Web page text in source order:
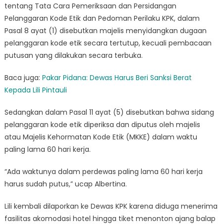
tentang Tata Cara Pemeriksaan dan Persidangan
Pelanggaran Kode Etik dan Pedoman Perilaku KPK, dalam
Pasal 8 ayat (1) disebutkan majelis menyidangkan dugaan
pelanggaran kode etik secara tertutup, kecuali pembacaan
putusan yang dilakukan secara terbuka.
Baca juga: Pakar Pidana: Dewas Harus Beri Sanksi Berat
Kepada Lili Pintauli
Sedangkan dalam Pasal 11 ayat (5) disebutkan bahwa sidang
pelanggaran kode etik diperiksa dan diputus oleh majelis
atau Majelis Kehormatan Kode Etik (MKKE) dalam waktu
paling lama 60 hari kerja.
“Ada waktunya dalam perdewas paling lama 60 hari kerja
harus sudah putus,” ucap Albertina.
Lili kembali dilaporkan ke Dewas KPK karena diduga menerima
fasilitas akomodasi hotel hingga tiket menonton ajang balap